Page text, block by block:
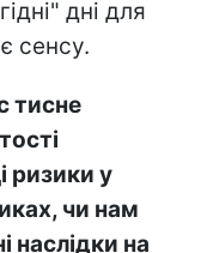
дні для
сенсу.
тисне
ризики у
чи нам
наслідки на